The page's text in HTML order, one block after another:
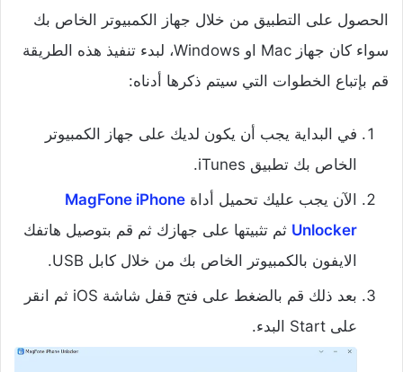
الحصول على التطبيق من خلال جهاز الكمبيوتر الخاص بك
سواء كان جهاز Mac او Windows، لبدء تنفيذ هذه الطريقة
قم بإتباع الخطوات التي سيتم ذكرها أدناه:
في البداية يجب أن يكون لديك على جهاز الكمبيوتر
الخاص بك تطبيق iTunes.
الآن يجب عليك تحميل أداة MagFone iPhone
Unlocker ثم تثبيتها على جهازك ثم قم بتوصيل هاتفك
الايفون بالكمبيوتر الخاص بك من خلال كابل USB.
بعد ذلك قم بالضغط على فتح قفل شاشة iOS ثم انقر
على Start البدء.